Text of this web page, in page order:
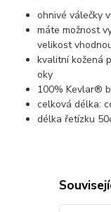
ohnivé válečky
máte možnost
velikost
kvalitní kožená
oky
100% Kevlar®
celková délka:
délka řetízku